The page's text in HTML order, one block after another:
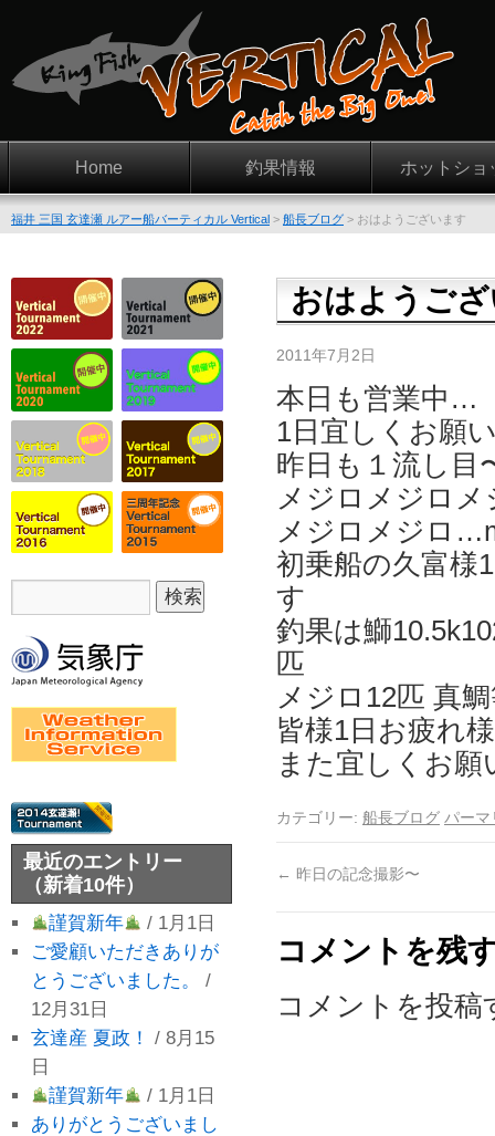
Home 釣果情報 ホットショ
福井 三国 玄達瀬 ルアー船バーティカル Vertical > 船長ブログ > おはようございます
おはようご
2011年7月2日
本日も営業中…
1日宜しくお願
昨日も１流し目
メジロメジロ
メジロメジロ
初乗船の久富様
す
釣果は鰤
匹
メジロ12匹 真
皆様1日お疲れ
また宜しくお
カテゴリー: 船長ブログ パーマ
← 昨日の記念撮影〜
コメントを残
コメントを投稿
最近のエントリー
（新着10件）
謹賀新年
/ 1月1日
ご愛顧いただきありが
とうございました。
/
12月31日
玄達産 夏政！
/ 8月15
日
謹賀新年
/ 1月1日
ありがとうございまし